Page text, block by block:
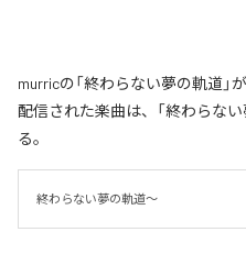
murricの「終わらない夢の軌道
配信された楽曲は、「終わらな
る。
終わらない夢の軌道〜